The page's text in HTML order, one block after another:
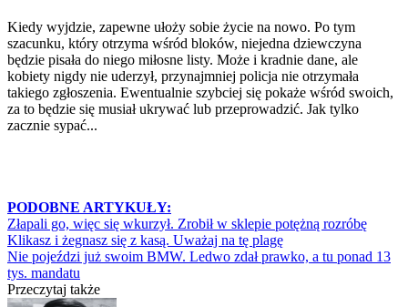
Kiedy wyjdzie, zapewne ułoży sobie życie na nowo. Po tym
szacunku, który otrzyma wśród bloków, niejedna dziewczyna
będzie pisała do niego miłosne listy. Może i kradnie dane, ale
kobiety nigdy nie uderzył, przynajmniej policja nie otrzymała
takiego zgłoszenia. Ewentualnie szybciej się pokaże wśród swoich,
za to będzie się musiał ukrywać lub przeprowadzić. Jak tylko
zacznie sypać...
PODOBNE ARTYKUŁY:
Złapali go, więc się wkurzył. Zrobił w sklepie potężną rozróbę
Klikasz i żegnasz się z kasą. Uważaj na tę plagę
Nie pojeździ już swoim BMW. Ledwo zdał prawko, a tu ponad 13
tys. mandatu
Przeczytaj także